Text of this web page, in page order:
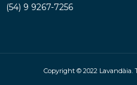
(54) 9 9267-7256
Copyright © 2022 Lavandàia.